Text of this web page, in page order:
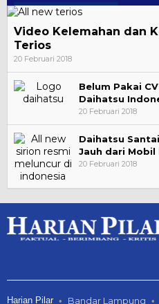
Video Kelemahan dan
Terios
20 Februari 2018
Belum Pakai
Daihatsu
20 Februari 2018
Daihatsu
Jauh dari Mobil
20 Februari 2018
Harian Pilar Bandar Lampung